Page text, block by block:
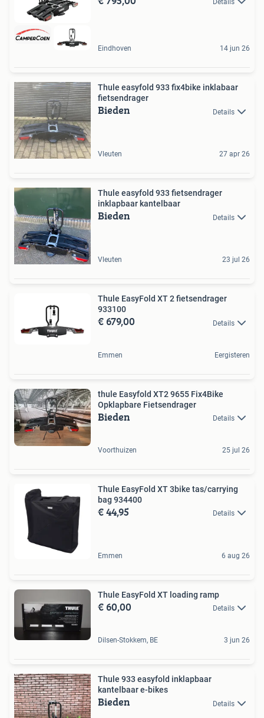
Details
Eindhoven 14 jun 26
Thule easyfold 933 fix4bike inklabaar
fietsendrager
Bieden Details
Vleuten 27 apr 26
Thule easyfold 933 fietsendrager
inklapbaar kantelbaar
Bieden Details
Vleuten 23 jul 26
Thule EasyFold XT 2 fietsendrager
933100
€ 679,00 Details
Emmen Eergisteren
thule Easyfold XT2 9655 Fix4Bike
Opklapbare Fietsendrager
Bieden Details
Voorthuizen 25 jul 26
Thule EasyFold XT 3bike tas/carrying
bag 934400
€ 44,95 Details
Emmen 6 aug 26
Thule EasyFold XT loading ramp
€ 60,00 Details
Dilsen-Stokkem, BE 3 jun 26
Thule 933 easyfold inklapbaar
kantelbaar e-bikes
Bieden Details